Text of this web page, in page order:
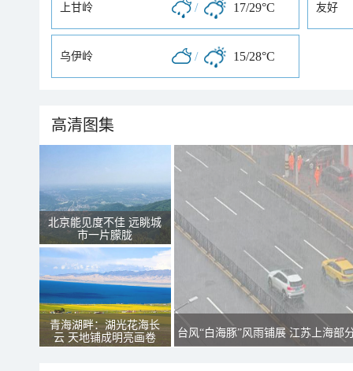
上甘岭 / 17/29°C 友好
乌伊岭 / 15/28°C
高清图集
北京能见度不佳 远眺城
市一片朦胧
青海湖畔：湖光花海长
云 天地铺成明亮画卷
台风“白海豚”风雨铺展 江苏上海部